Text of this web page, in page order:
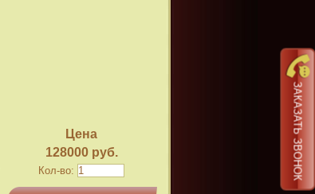
Цена
128000 руб.
Кол-во: ЗАКАЗАТЬ ЗВОНОК